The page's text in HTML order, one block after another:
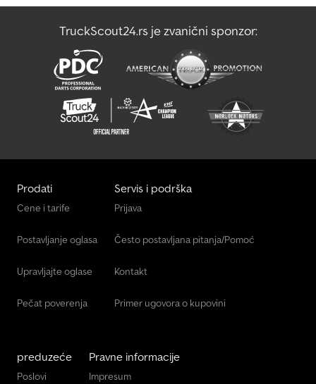
* Transportne kutije * Zaštita za ivice tereta * Vazdušni jastuci za
lizinga Izrađujemo nadogradnje svih dimenzija na svaku šasiju.
Cerada, GFK sendvič paneli, aluminijum. Posetite nas na:
Nadogradnje - kompletna vozila - prikolice - savetovanje -
finansiranje Zadržavamo pravo na greške i međuprodaju, ne
preuzimamo odgovornost za štamparske ili pravopisne greške.
TruckScout24.rs je zvanični sponzor:
Prodati
Cene i tarife
Postavljanje oglasa
Upravljajte oglase
Pečat poverenja
Servis i podrška
Prijava
Često postavljana pitanja/Pomoć
Kontakt
Primer ugovora o kupovini
preduzeće
Poslovi
Pravne informacije
Impresum